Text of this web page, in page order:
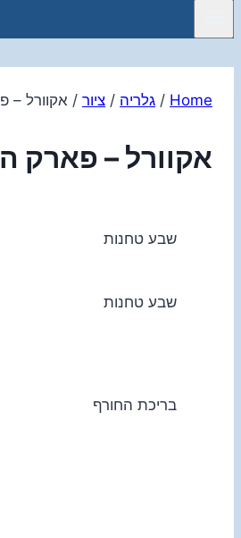
Home
/ גלריה / ציור / אקוורל –
אקוורל – פארק
שבע טחנות
שבע טחנות
בריכת החורף